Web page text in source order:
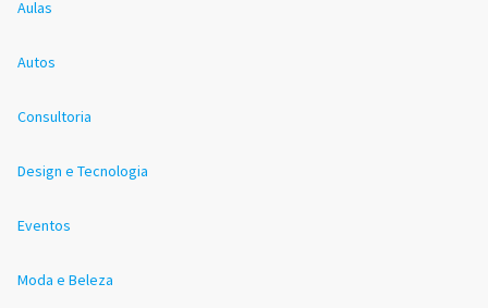
Aulas
Autos
Consultoria
Design e Tecnologia
Eventos
Moda e Beleza